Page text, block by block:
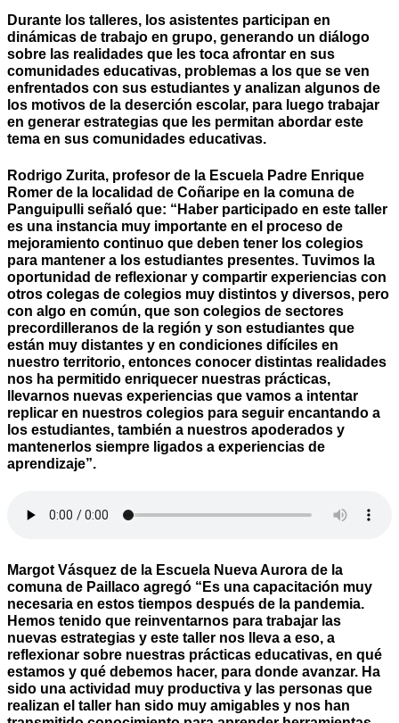
Durante los talleres, los asistentes participan en
dinámicas de trabajo en grupo, generando un diálogo
sobre las realidades que les toca afrontar en sus
comunidades educativas, problemas a los que se ven
enfrentados con sus estudiantes y analizan algunos de
los motivos de la deserción escolar, para luego trabajar
en generar estrategias que les permitan abordar este
tema en sus comunidades educativas.
Rodrigo Zurita, profesor de la Escuela Padre Enrique
Romer de la localidad de Coñaripe en la comuna de
Panguipulli señaló que: “Haber participado en este taller
es una instancia muy importante en el proceso de
mejoramiento continuo que deben tener los colegios
para mantener a los estudiantes presentes. Tuvimos la
oportunidad de reflexionar y compartir experiencias con
otros colegas de colegios muy distintos y diversos, pero
con algo en común, que son colegios de sectores
precordilleranos de la región y son estudiantes que
están muy distantes y en condiciones difíciles en
nuestro territorio, entonces conocer distintas realidades
nos ha permitido enriquecer nuestras prácticas,
llevarnos nuevas experiencias que vamos a intentar
replicar en nuestros colegios para seguir encantando a
los estudiantes, también a nuestros apoderados y
mantenerlos siempre ligados a experiencias de
aprendizaje”.
Margot Vásquez de la Escuela Nueva Aurora de la
comuna de Paillaco agregó “Es una capacitación muy
necesaria en estos tiempos después de la pandemia.
Hemos tenido que reinventarnos para trabajar las
nuevas estrategias y este taller nos lleva a eso, a
reflexionar sobre nuestras prácticas educativas, en qué
estamos y qué debemos hacer, para donde avanzar. Ha
sido una actividad muy productiva y las personas que
realizan el taller han sido muy amigables y nos han